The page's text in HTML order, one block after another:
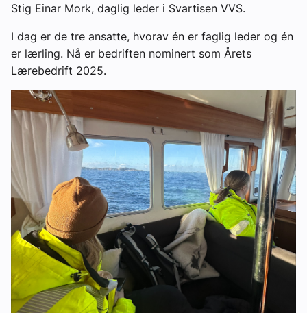
Stig Einar Mork, daglig leder i Svartisen VVS.
I dag er de tre ansatte, hvorav én er faglig leder og én
er lærling. Nå er bedriften nominert som Årets
Lærebedrift 2025.